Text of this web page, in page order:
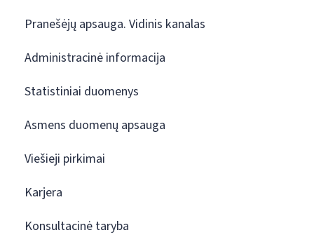
Pranešėjų apsauga. Vidinis kanalas
Administracinė informacija
Statistiniai duomenys
Asmens duomenų apsauga
Viešieji pirkimai
Karjera
Konsultacinė taryba